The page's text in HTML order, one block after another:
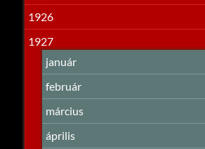
1926
1927
január
február
március
április